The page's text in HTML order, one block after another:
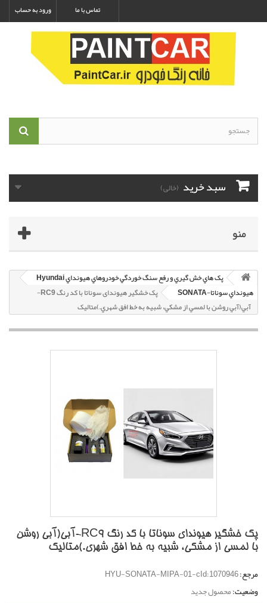
ورود به حساب تماس با ما
سبد خرید (خالی)
منو
پک هاي خش گيري و رفع سنگ خوردگي خودروهاي هيونداي Hyundai
هيونداي سوناتا-SONATA
پک خشگير هیوندای سوناتا با کد رنگ RC9-
آبي(آبي روشن با لمسي از مشکي، شبيه به خط افق شهري.)متاليک
پک خشگير هیوندای سوناتا با کد رنگ RC9-آبي(آبي روشن
با لمسي از مشکي، شبيه به خط افق شهري.)متاليک
مرجع:HYU-SONATA-MIPA-01-cId:1070946
وضعیت:محصول جدید